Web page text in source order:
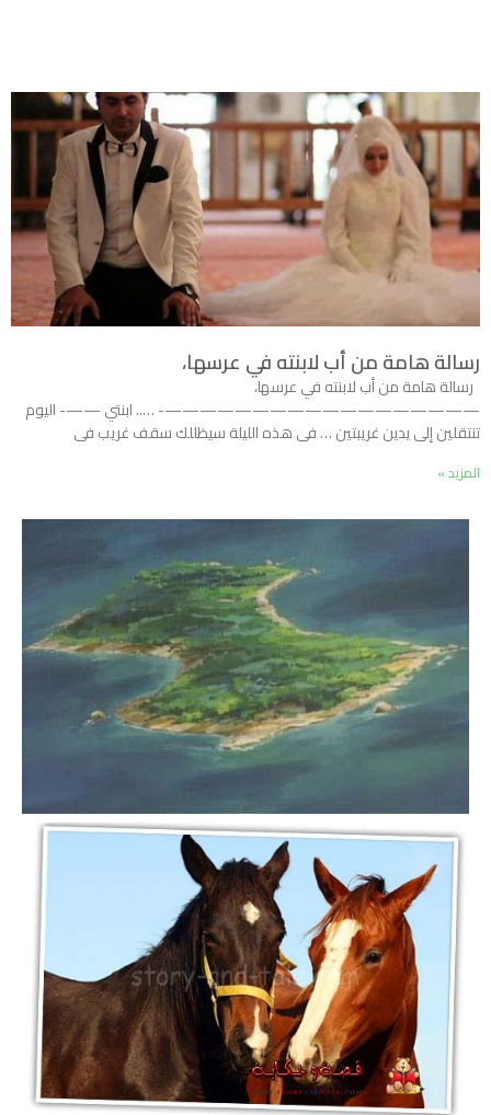
رسالة هامة من أب لابنته في عرسها،
رسالة هامة من أب لابنته في عرسها،
——————————————————- ….. ابنتي ——- اليوم
تنتقلين إلى يدين غريبتين … فى هذه الليلة سيظللك سقف غريب فى
المزيد »